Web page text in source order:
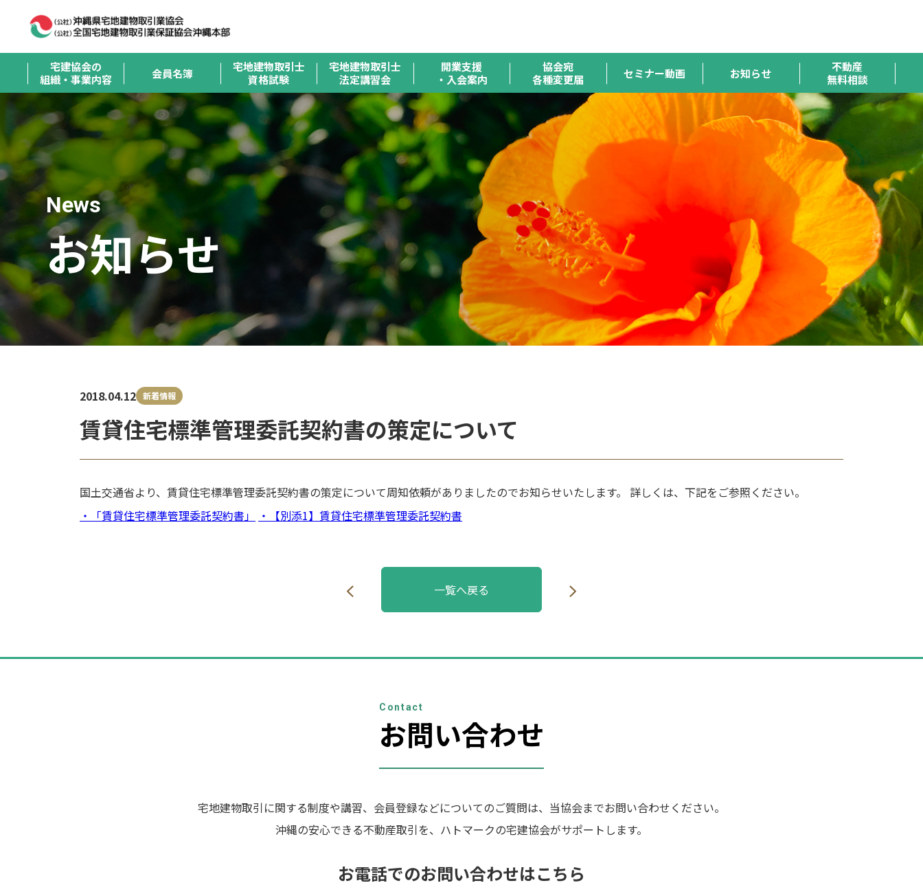
宅建協会の
組織・事業内容
会員名簿
宅地建物取引士
資格試験
宅地建物取引士
法定講習会
開業支援
・入会案内
協会宛
各種変更届
セミナー動画 お知らせ
不動産
無料相談
News
お知らせ
賃貸住宅標準管理委託契約書の策定について
2018.04.12 新着情報
国土交通省より、賃貸住宅標準管理委託契約書の策定について周知依頼がありましたのでお知らせいたします。 詳しくは、下記をご参照ください。
・「賃貸住宅標準管理委託契約書」
・【別添1】賃貸住宅標準管理委託契約書
ー
一覧へ戻る
Contact
お問い合わせ
宅地建物取引に関する制度や講習、会員登録などについてのご質問は、当協会までお問い合わせください。
沖縄の安心できる不動産取引を、ハトマークの宅建協会がサポートします。
お電話でのお問い合わせはこちら